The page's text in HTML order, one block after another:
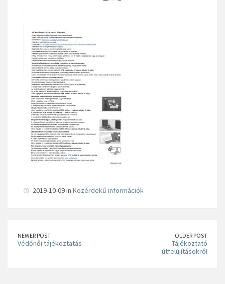
2019-10-09 in Közérdekű információk
NEWER POST
Védőnői tájékoztatás
OLDER POST
Tájékoztató
útfelújításokról